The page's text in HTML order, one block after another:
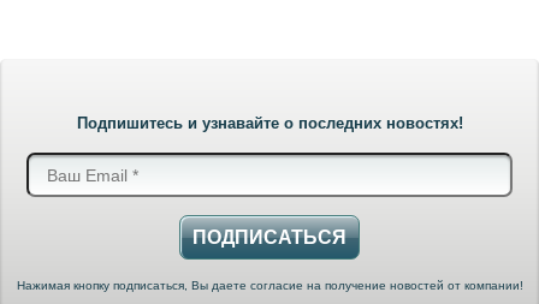
Подпишитесь и узнавайте о последних новостях!
ПОДПИСАТЬСЯ
Нажимая кнопку подписаться, Вы даете согласие на получение новостей от компании!